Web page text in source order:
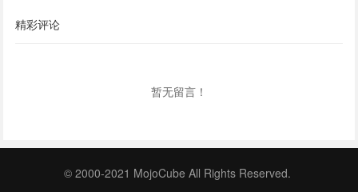
精彩评论
暂无留言！
© 2000-2021 MojoCube All Rights Reserved.